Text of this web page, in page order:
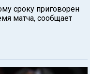
сроку приговорен
матча, сообщает